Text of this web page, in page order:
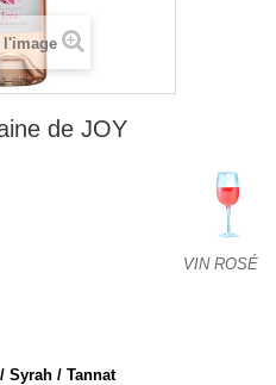
de JOY
VIN ROSÉ
Syrah / Tannat